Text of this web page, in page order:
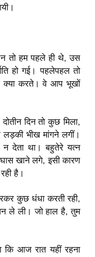
तो हम पहले ही थे, उस
हो गई। पहलेपहल तो
क्या करते। वे आप भूखों
दिन तो कुछ मिला,
भीख मांगने लगीं।
देता था। बहुतेरे यत्न
खाने लगे, इसी कारण
है।
कुछ धंधा करती रही,
ले ली। जो हाल है, तुम
कि आज रात यहीं रहना